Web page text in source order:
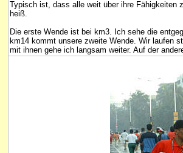
Typisch ist, dass alle weit über ihre Fähigkeiten
heiß.
Die erste Wende ist bei km3. Ich sehe die
km14 kommt unsere zweite Wende. Wir laufen
mit ihnen gehe ich langsam weiter. Auf der